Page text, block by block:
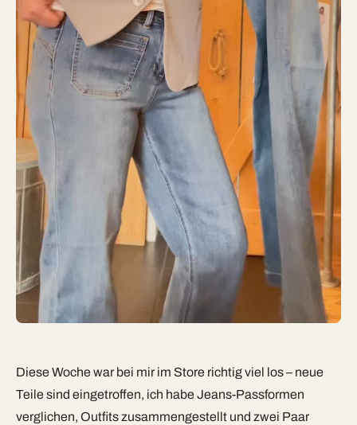
Diese Woche war bei mir im Store richtig viel los – neue
Teile sind eingetroffen, ich habe Jeans-Passformen
verglichen, Outfits zusammengestellt und zwei Paar